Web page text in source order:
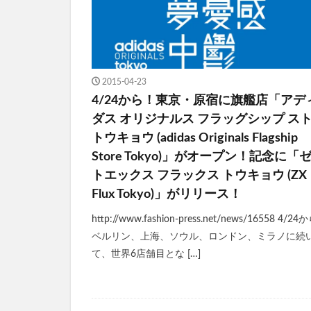
2015-04-23
4/24から！東京・原宿に旗艦店「アデ
ダス オリジナルス フラッグシップ ス
トウキョウ (adidas Originals Flagship
Store Tokyo)」がオープン！記念に「
トエックス フラックス トウキョウ (ZX
Flux Tokyo)」がリリース！
http://www.fashion-press.net/news/16558 4/24か
ベルリン、上海、ソウル、ロンドン、ミラノに続
て、世界6店舗目とな […]